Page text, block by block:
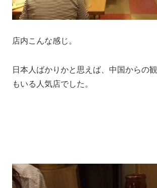
店内こんな感じ。
日本人ばかりかと思えば、中国からの
もいる人気店でした。